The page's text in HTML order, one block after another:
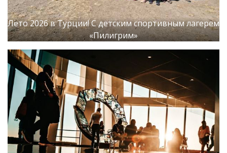
Лето 2026 в Турции! С детским спортивным лагерем
«Пилигрим»